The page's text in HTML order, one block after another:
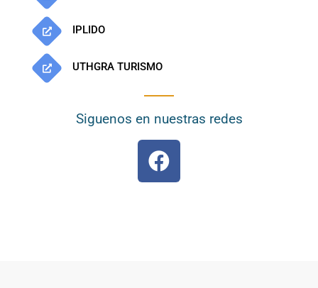
IPLIDO
UTHGRA TURISMO
Siguenos en nuestras redes